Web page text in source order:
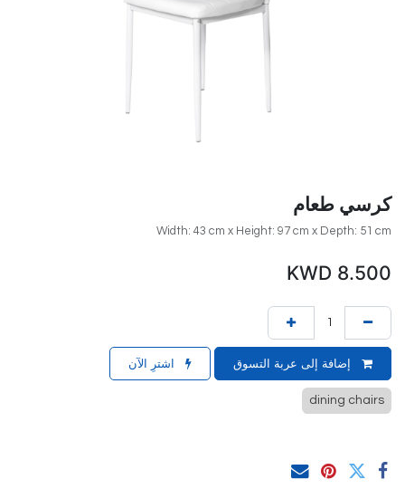
كرسي طعام
Width: 43 cm x Height: 97 cm x Depth: 51 cm
8.500
إضافة إلى عربة التسوق اشترِ الآن
dining chairs